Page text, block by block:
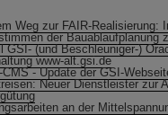
Weg zur FAIR-Realisierung:
der Bauablaufplanung
GSI- (und Beschleuniger-)
www-alt.gsi.de
CMS - Update der GSI-
Neuer Dienstleister zur
an der